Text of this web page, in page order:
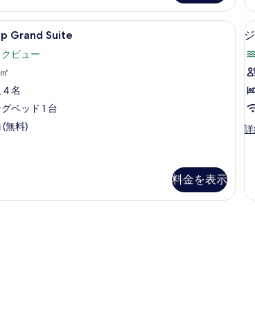
詳
細
布団、ミニバー、セーフティボックス (室内)
Rooftop Grand Suite | 高級寝具、羽
Grand Suite
ビュー
4 名
ベッド 1 台
(無料)
料金を表示
ジ
イ
ー
ティボックス (室内)